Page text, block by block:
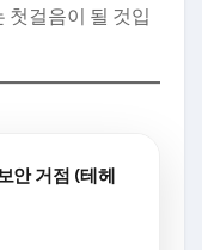
첫걸음이 될 것입
안 거점 (테헤